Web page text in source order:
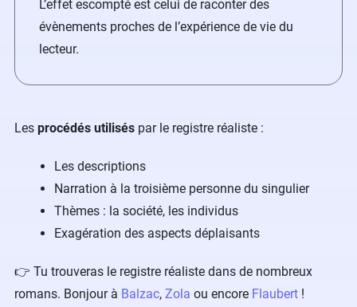
L’effet escompté est celui de raconter des
évènements proches de l’expérience de vie du
lecteur.
Les procédés utilisés par le registre réaliste :
Les descriptions
Narration à la troisième personne du singulier
Thèmes : la société, les individus
Exagération des aspects déplaisants
👉 Tu trouveras le registre réaliste dans de nombreux
romans. Bonjour à Balzac, Zola ou encore Flaubert !